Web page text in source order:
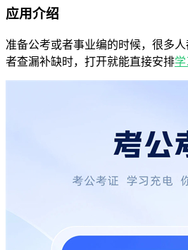
应用介绍
准备公考或者事业编的时候，很多
者查漏补缺时，打开就能直接安排学